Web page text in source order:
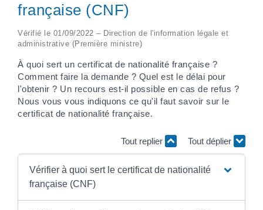
française (CNF)
Vérifié le 01/09/2022 – Direction de l'information légale et
administrative (Première ministre)
À quoi sert un certificat de nationalité française ?
Comment faire la demande ? Quel est le délai pour
l'obtenir ? Un recours est-il possible en cas de refus ?
Nous vous vous indiquons ce qu'il faut savoir sur le
certificat de nationalité française.
Tout replier Tout déplier
Vérifier à quoi sert le certificat de nationalité
française (CNF)